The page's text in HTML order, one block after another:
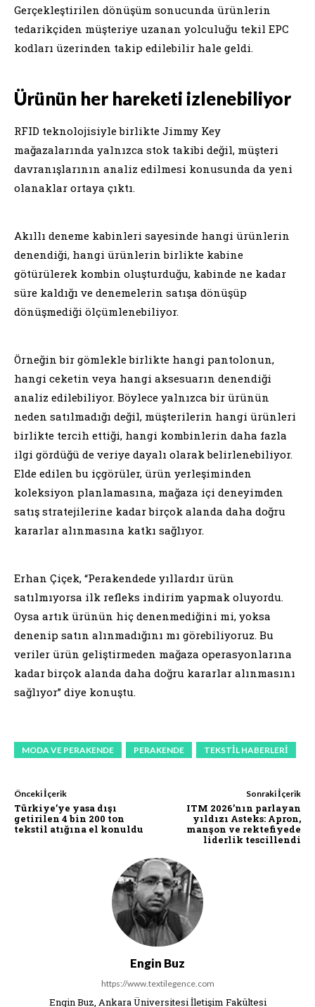
Gerçekleştirilen dönüşüm sonucunda ürünlerin
tedarikçiden müşteriye uzanan yolculuğu tekil EPC
kodları üzerinden takip edilebilir hale geldi.
Ürünün her hareketi izlenebiliyor
RFID teknolojisiyle birlikte Jimmy Key
mağazalarında yalnızca stok takibi değil, müşteri
davranışlarının analiz edilmesi konusunda da yeni
olanaklar ortaya çıktı.
Akıllı deneme kabinleri sayesinde hangi ürünlerin
denendiği, hangi ürünlerin birlikte kabine
götürülerek kombin oluşturduğu, kabinde ne kadar
süre kaldığı ve denemelerin satışa dönüşüp
dönüşmediği ölçümlenebiliyor.
Örneğin bir gömlekle birlikte hangi pantolonun,
hangi ceketin veya hangi aksesuarın denendiği
analiz edilebiliyor. Böylece yalnızca bir ürünün
neden satılmadığı değil, müşterilerin hangi ürünleri
birlikte tercih ettiği, hangi kombinlerin daha fazla
ilgi gördüğü de veriye dayalı olarak belirlenebiliyor.
Elde edilen bu içgörüler, ürün yerleşiminden
koleksiyon planlamasına, mağaza içi deneyimden
satış stratejilerine kadar birçok alanda daha doğru
kararlar alınmasına katkı sağlıyor.
Erhan Çiçek, “Perakendede yıllardır ürün
satılmıyorsa ilk refleks indirim yapmak oluyordu.
Oysa artık ürünün hiç denenmediğini mi, yoksa
denenip satın alınmadığını mı görebiliyoruz. Bu
veriler ürün geliştirmeden mağaza operasyonlarına
kadar birçok alanda daha doğru kararlar alınmasını
sağlıyor” diye konuştu.
MODA VE PERAKENDE PERAKENDE TEKSTIL HABERLERI
Önceki İçerik
Türkiye’ye yasa dışı
getirilen 4 bin 200 ton
tekstil atığına el konuldu
Sonraki İçerik
ITM 2026’nın parlayan
yıldızı Asteks: Apron,
manşon ve rektefiyede
liderlik tescillendi
Engin Buz
https://www.textilegence.com
Engin Buz, Ankara Üniversitesi İletişim Fakültesi